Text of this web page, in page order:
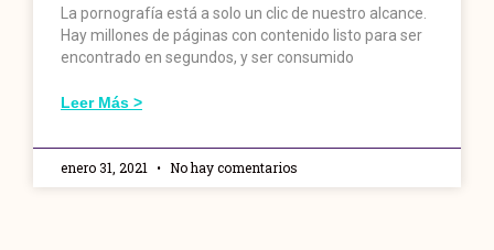
La pornografía está a solo un clic de nuestro alcance.
Hay millones de páginas con contenido listo para ser
encontrado en segundos, y ser consumido
Leer Más >
enero 31, 2021 No hay comentarios